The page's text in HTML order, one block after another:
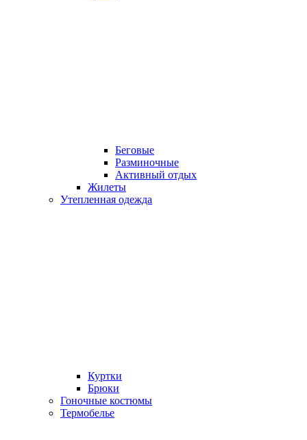
Беговые
Разминочные
Активный отдых
Жилеты
Утепленная одежда
Куртки
Брюки
Гоночные костюмы
Термобелье